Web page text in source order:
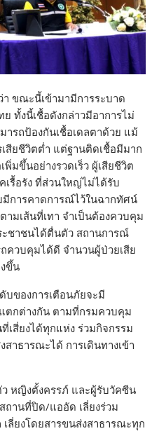
ขณะนี้เข้ามามีการระบาด
ย ทั้งนี้เชื้อดังกล่าวมีอาการไม่
ารถป้องกันเชื้อเดลตาด้วย แม้
สียชีวิตต่ำ แต่ฐานติดเชื้อมีมาก
มขึ้นอย่างรวดเร็ว ผู้เสียชีวิต
เรื้อรัง ที่ส่วนใหญ่ไม่ได้รับ
การคาดการณ์ไว้ในฉากทัศน์
ามเส้นที่เทา จำเป็นต้องควบคุม
ะชาชนได้ตื่นตัว สถานการณ์
ควบคุมได้ดี จำนวนผู้ป่วยเสีย
ขึ้น
บของการเตือนภัยจะมี
ตกต่างกัน ตามที่กรมควบคุม
เสี่ยงได้ทุกแห่ง ร่วมกิจกรรม
าธารณะได้ การเดินทางเข้า
หญิงตั้งครรภ์ และผู้รับวัคซีน
ถานที่ปิด/แออัด เลี่ยงร่วม
ลี่ยงโดยสารขนส่งสาธารณะทุก